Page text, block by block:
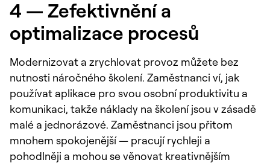
4 — Zefektivnění a
optimalizace procesů
Modernizovat a zrychlovat provoz můžete bez
nutnosti náročného školení. Zaměstnanci ví, jak
používat aplikace pro svou osobní produktivitu a
komunikaci, takže náklady na školení jsou v zásadě
malé a jednorázové. Zaměstnanci jsou přitom
mnohem spokojenější — pracují rychleji a
pohodlněji a mohou se věnovat kreativnějším